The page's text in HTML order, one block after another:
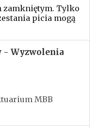
zamkniętym. Tylko
picia mogą
- Wyzwolenia
MBB